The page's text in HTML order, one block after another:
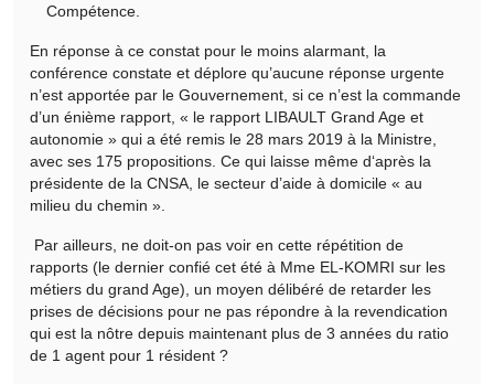
Compétence.
En réponse à ce constat pour le moins alarmant, la
conférence constate et déplore qu’aucune réponse urgente
n’est apportée par le Gouvernement, si ce n’est la commande
d’un énième rapport, « le rapport LIBAULT Grand Age et
autonomie » qui a été remis le 28 mars 2019 à la Ministre,
avec ses 175 propositions. Ce qui laisse même d‘après la
présidente de la CNSA, le secteur d’aide à domicile « au
milieu du chemin ».
Par ailleurs, ne doit-on pas voir en cette répétition de
rapports (le dernier confié cet été à Mme EL-KOMRI sur les
métiers du grand Age), un moyen délibéré de retarder les
prises de décisions pour ne pas répondre à la revendication
qui est la nôtre depuis maintenant plus de 3 années du ratio
de 1 agent pour 1 résident ?